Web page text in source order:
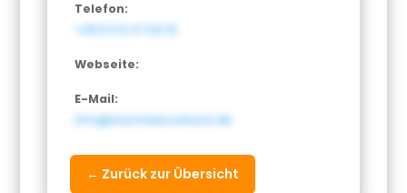
Telefon:
+49 9 11 6 47 64 15
Webseite:
E-Mail:
info@sturmrelocations.de
← Zurück zur Übersicht